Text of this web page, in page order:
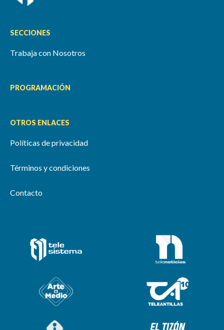
SECCIONES
Trabaja con Nosotros
PROGRAMACIÓN
OTROS ENLACES
Políticas de privacidad
Términos y condiciones
Contacto